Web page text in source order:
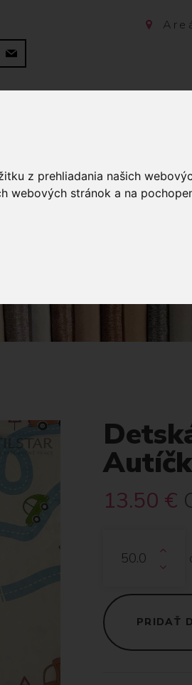
z prehliadania našich
webových stránok a na
13.50 €
PRIDAŤ